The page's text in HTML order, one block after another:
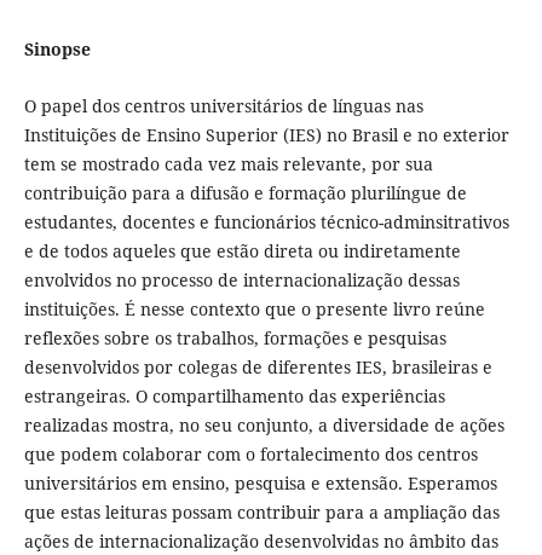
Sinopse
O papel dos centros universitários de línguas nas
Instituições de Ensino Superior (IES) no Brasil e no exterior
tem se mostrado cada vez mais relevante, por sua
contribuição para a difusão e formação plurilíngue de
estudantes, docentes e funcionários técnico-adminsitrativos
e de todos aqueles que estão direta ou indiretamente
envolvidos no processo de internacionalização dessas
instituições. É nesse contexto que o presente livro reúne
reflexões sobre os trabalhos, formações e pesquisas
desenvolvidos por colegas de diferentes IES, brasileiras e
estrangeiras. O compartilhamento das experiências
realizadas mostra, no seu conjunto, a diversidade de ações
que podem colaborar com o fortalecimento dos centros
universitários em ensino, pesquisa e extensão. Esperamos
que estas leituras possam contribuir para a ampliação das
ações de internacionalização desenvolvidas no âmbito das